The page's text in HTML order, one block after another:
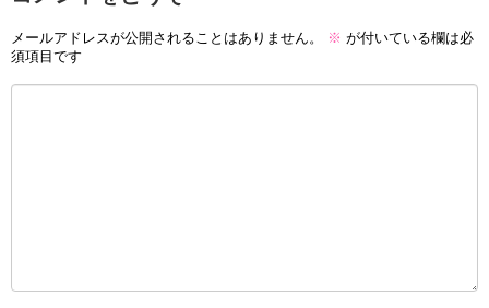
メールアドレスが公開されることはありません。 ※ が付いている欄は必
須項目です